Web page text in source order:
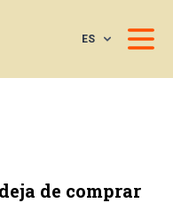
ES
de comprar